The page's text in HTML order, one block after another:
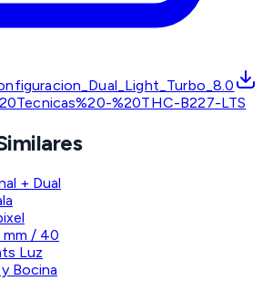
%20THC-B227-LTS